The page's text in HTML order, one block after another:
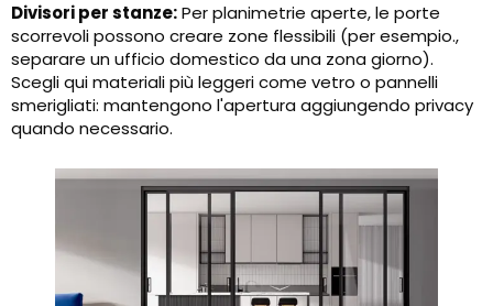
Divisori per stanze:Per planimetrie aperte, le porte
scorrevoli possono creare zone flessibili (per esempio.,
separare un ufficio domestico da una zona giorno).
Scegli qui materiali più leggeri come vetro o pannelli
smerigliati: mantengono l'apertura aggiungendo privacy
quando necessario.